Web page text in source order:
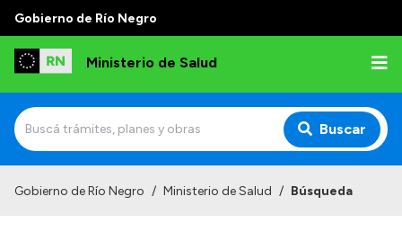
Gobierno de Río Negro
Ministerio de Salud
Buscar
Gobierno de Río Negro / Ministerio de Salud / Búsqueda